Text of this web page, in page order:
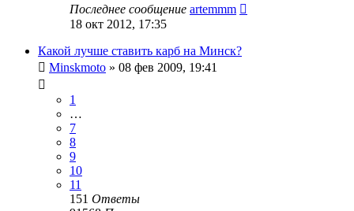
Последнее сообщение artemmm
18 окт 2012, 17:35
Какой лучше ставить карб на Минск?
Minskmoto » 08 фев 2009, 19:41
1
…
7
8
9
10
11
151 Ответы